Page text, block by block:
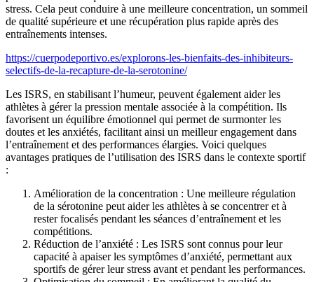
stress. Cela peut conduire à une meilleure concentration, un sommeil
de qualité supérieure et une récupération plus rapide après des
entraînements intenses.
https://cuerpodeportivo.es/explorons-les-bienfaits-des-inhibiteurs-
selectifs-de-la-recapture-de-la-serotonine/
Les ISRS, en stabilisant l’humeur, peuvent également aider les
athlètes à gérer la pression mentale associée à la compétition. Ils
favorisent un équilibre émotionnel qui permet de surmonter les
doutes et les anxiétés, facilitant ainsi un meilleur engagement dans
l’entraînement et des performances élargies. Voici quelques
avantages pratiques de l’utilisation des ISRS dans le contexte sportif
:
Amélioration de la concentration : Une meilleure régulation
de la sérotonine peut aider les athlètes à se concentrer et à
rester focalisés pendant les séances d’entraînement et les
compétitions.
Réduction de l’anxiété : Les ISRS sont connus pour leur
capacité à apaiser les symptômes d’anxiété, permettant aux
sportifs de gérer leur stress avant et pendant les performances.